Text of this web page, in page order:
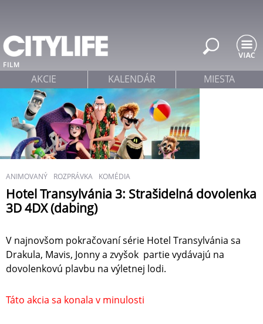
FILM
ANIMOVANÝ ROZPRÁVKA KOMÉDIA
Hotel Transylvánia 3: Strašidelná dovolenka
3D 4DX (dabing)
V najnovšom pokračovaní série Hotel Transylvánia sa
Drakula, Mavis, Jonny a zvyšok partie vydávajú na
dovolenkovú plavbu na výletnej lodi.
Táto akcia sa konala v minulosti
AKCIE KALENDÁR MIESTA